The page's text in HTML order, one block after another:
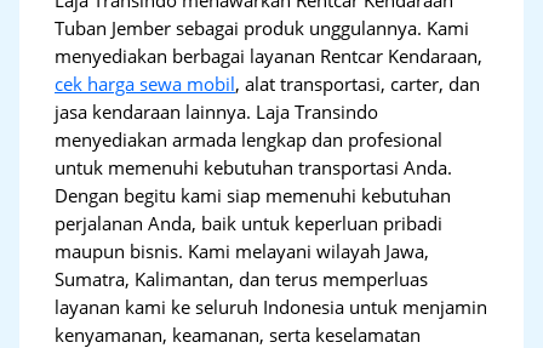
Tuban Jember sebagai produk unggulannya. Kami
menyediakan berbagai layanan Rentcar Kendaraan,
cek harga sewa mobil, alat transportasi, carter, dan
jasa kendaraan lainnya. Laja Transindo
menyediakan armada lengkap dan profesional
untuk memenuhi kebutuhan transportasi Anda.
Dengan begitu kami siap memenuhi kebutuhan
perjalanan Anda, baik untuk keperluan pribadi
maupun bisnis. Kami melayani wilayah Jawa,
Sumatra, Kalimantan, dan terus memperluas
layanan kami ke seluruh Indonesia untuk menjamin
kenyamanan, keamanan, serta keselamatan